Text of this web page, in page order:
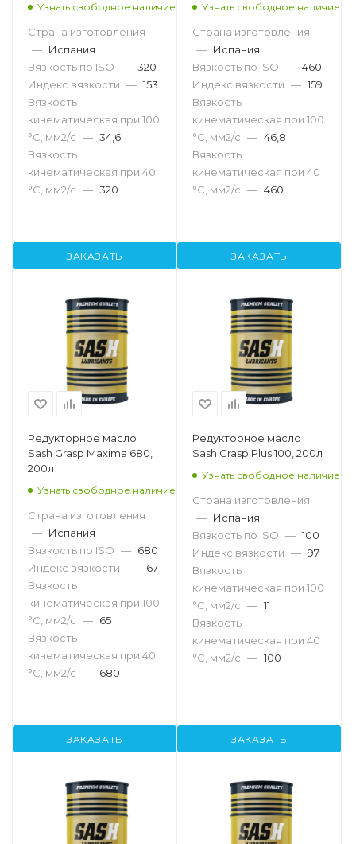
Узнать свободное наличие
Страна изготовления
— Испания
Вязкость по ISO — 320
Индекс вязкости — 153
Вязкость
кинематическая при 100
°С, мм2/с — 34,6
Вязкость
кинематическая при 40
°С, мм2/с — 320
ЗАКАЗАТЬ
Узнать свободное наличие
Страна изготовления
— Испания
Вязкость по ISO — 460
Индекс вязкости — 159
Вязкость
кинематическая при 100
°С, мм2/с — 46,8
Вязкость
кинематическая при 40
°С, мм2/с — 460
ЗАКАЗАТЬ
Редукторное масло
Sash Grasp Maxima 680,
200л
Узнать свободное наличие
Страна изготовления
— Испания
Вязкость по ISO — 680
Индекс вязкости — 167
Вязкость
кинематическая при 100
°С, мм2/с — 65
Вязкость
кинематическая при 40
°С, мм2/с — 680
ЗАКАЗАТЬ
Редукторное масло
Sash Grasp Plus 100, 200л
Узнать свободное наличие
Страна изготовления
— Испания
Вязкость по ISO — 100
Индекс вязкости — 97
Вязкость
кинематическая при 100
°С, мм2/с — 11
Вязкость
кинематическая при 40
°С, мм2/с — 100
ЗАКАЗАТЬ